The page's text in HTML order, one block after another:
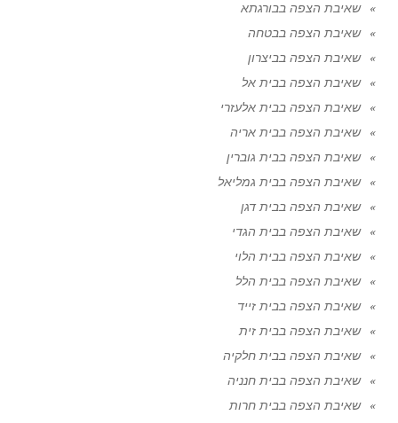
שאיבת הצפה בבורגתא
שאיבת הצפה בבטחה
שאיבת הצפה בביצרון
שאיבת הצפה בבית אל
שאיבת הצפה בבית אלעזרי
שאיבת הצפה בבית אריה
שאיבת הצפה בבית גוברין
שאיבת הצפה בבית גמליאל
שאיבת הצפה בבית דגן
שאיבת הצפה בבית הגדי
שאיבת הצפה בבית הלוי
שאיבת הצפה בבית הלל
שאיבת הצפה בבית זייד
שאיבת הצפה בבית זית
שאיבת הצפה בבית חלקיה
שאיבת הצפה בבית חנניה
שאיבת הצפה בבית חרות